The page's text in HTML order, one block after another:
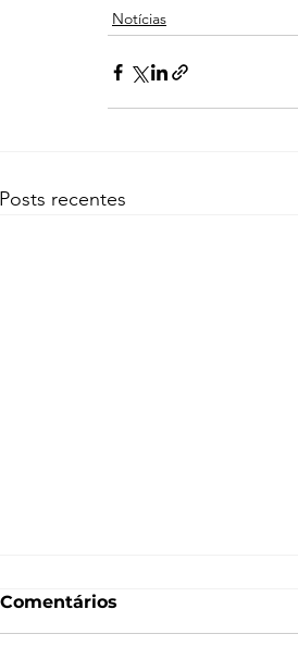
Notícias
Posts recentes
Comentários